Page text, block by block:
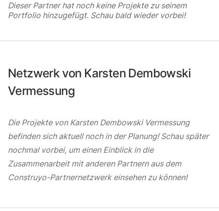
Dieser Partner hat noch keine Projekte zu seinem
Portfolio hinzugefügt. Schau bald wieder vorbei!
Netzwerk von Karsten Dembowski
Vermessung
Die Projekte von Karsten Dembowski Vermessung
befinden sich aktuell noch in der Planung! Schau später
nochmal vorbei, um einen Einblick in die
Zusammenarbeit mit anderen Partnern aus dem
Construyo-Partnernetzwerk einsehen zu können!